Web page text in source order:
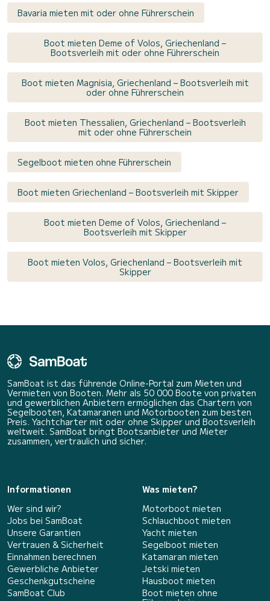
Bavaria mieten mit oder ohne Führerschein
Boot mieten Deme of Volos, Griechenland –
Bootsverleih mit oder ohne Führerschein
Boot mieten Magnisia, Griechenland – Bootsverleih mit
oder ohne Führerschein
Boot mieten Thessalien, Griechenland – Bootsverleih
mit oder ohne Führerschein
Segelboot mieten ohne Führerschein
Boot mieten Griechenland – Bootsverleih mit Skipper
Boot mieten Deme of Volos, Griechenland –
Bootsverleih mit Skipper
Boot mieten Volos, Griechenland – Bootsverleih mit
Skipper
SamBoat ist das führende Online-Portal zum Mieten und
Vermieten von Booten. Mehr als 50 000 Boote von privaten
und gewerblichen Anbietern ermöglichen das Chartern von
Segelbooten, Katamaranen und Motorbooten zum besten
Preis. Yachtcharter mit oder ohne Skipper und Bootsverleih
weltweit. SamBoat bringt Bootsanbieter und Mieter
zusammen, vertraulich und sicher.
Informationen
Wer sind wir?
Jobs bei SamBoat
Unsere Garantien
Vertrauen & Sicherheit
Einnahmen berechnen
Gewerbliche Anbieter
Geschenkgutscheine
SamBoat Club
Was mieten?
Motorboot mieten
Schlauchboot mieten
Yacht mieten
Segelboot mieten
Katamaran mieten
Jetski mieten
Hausboot mieten
Boot mieten ohne